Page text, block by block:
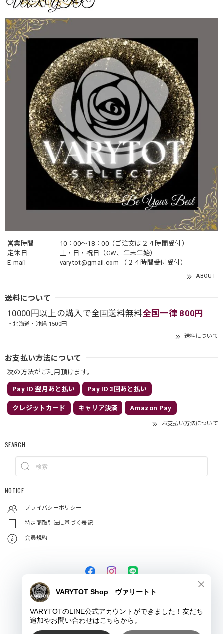
営業時間
10：00〜18：00（ご注文は２４時間受付）
定休日
土・日・祝日（GW、年末年始）
E-mail
varytot@gmail.com （２４時間受付受付）
ABOUT
送料について
10000円以上の購入で全国送料無料全国一律 800円
・北海道・沖縄 1500円
送料について
お支払い方法について
次の方法がご利用頂けます。
Pay ID 翌月あと払い Pay ID 3回あと払い
クレジットカード キャリア決済 Amazon Pay
お支払い方法について
SEARCH
NOTICE
プライバシーポリシー
特定商取引法に基づく表記
会員規約